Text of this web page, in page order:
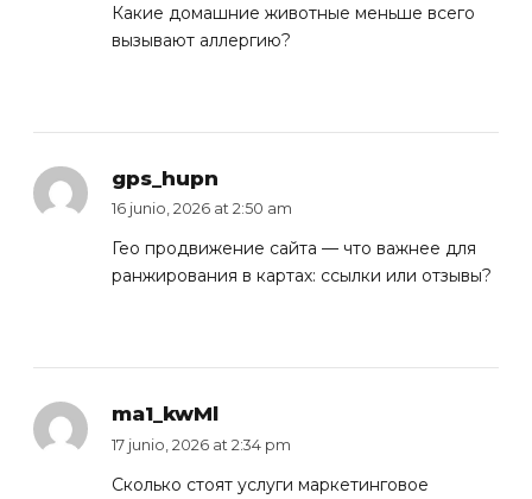
Какие домашние животные меньше всего
вызывают аллергию?
gps_hupn
16 junio, 2026 at 2:50 am
Гео продвижение сайта — что важнее для
ранжирования в картах: ссылки или отзывы?
ma1_kwMl
17 junio, 2026 at 2:34 pm
Сколько стоят услуги маркетинговое